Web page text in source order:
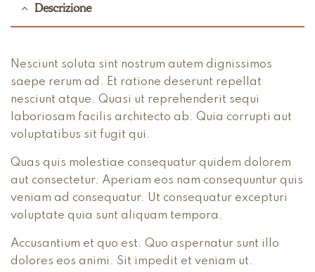
Descrizione
Nesciunt soluta sint nostrum autem dignissimos
saepe rerum ad. Et ratione deserunt repellat
nesciunt atque. Quasi ut reprehenderit sequi
laboriosam facilis architecto ab. Quia corrupti aut
voluptatibus sit fugit qui.
Quas quis molestiae consequatur quidem dolorem
aut consectetur. Aperiam eos nam consequuntur quis
veniam ad consequatur. Ut consequatur excepturi
voluptate quia sunt aliquam tempora.
Accusantium et quo est. Quo aspernatur sunt illo
dolores eos animi. Sit impedit et veniam ut.